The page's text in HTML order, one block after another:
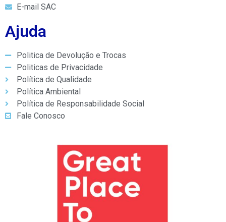
E-mail SAC
Ajuda
Politica de Devolução e Trocas
Politicas de Privacidade
Política de Qualidade
Política Ambiental
Política de Responsabilidade Social
Fale Conosco